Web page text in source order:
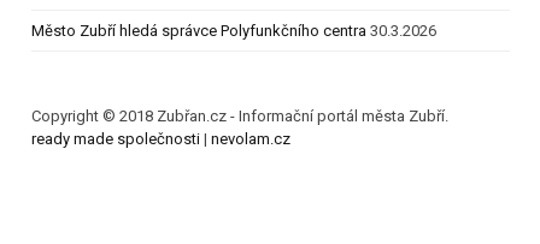
Město Zubří hledá správce Polyfunkčního centra 30.3.2026
Copyright © 2018 Zubřan.cz - Informační portál města Zubří.
ready made společnosti | nevolam.cz